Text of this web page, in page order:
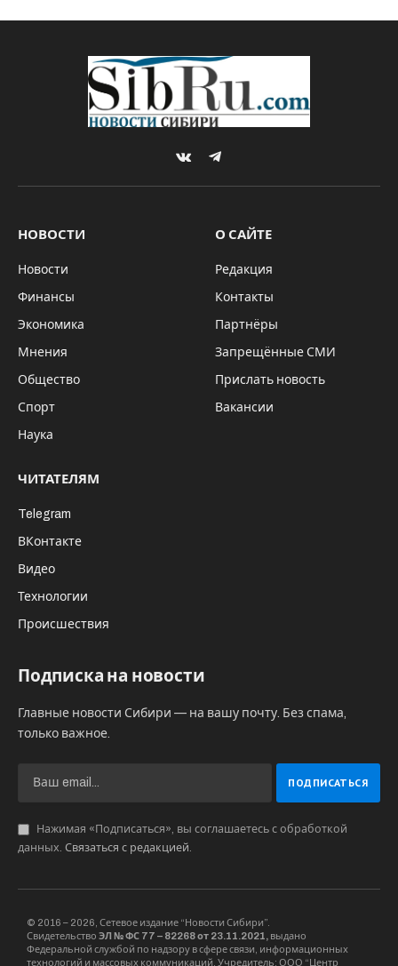
мошенничестве на 103 млн
рублей в ФКП «Анозит»
Редакция SibRu.com 13.05.2026 Updated:
Комментариев нет 2 Mins Read
В Новосибирске завершилось длительное
судебное разбирательство по делу о
сотрудники Федерального казенного
предприятия (ФКП) «Анозит» и их
сообщник-предприниматель.
По итогам шести лет следствия, Игорь
Александр Мальцев признали свою вину в
совершении мошенничества,
предусмотренного статьей 159 Уголовного
кодекса Российской Федерации. Данный
инцидент вновь акцентирует внимание на
катастрофических последствиях
речь идёт о предприятиях с государственным
неопровержимых свидетельствах наличия
организованной преступной группы, чья